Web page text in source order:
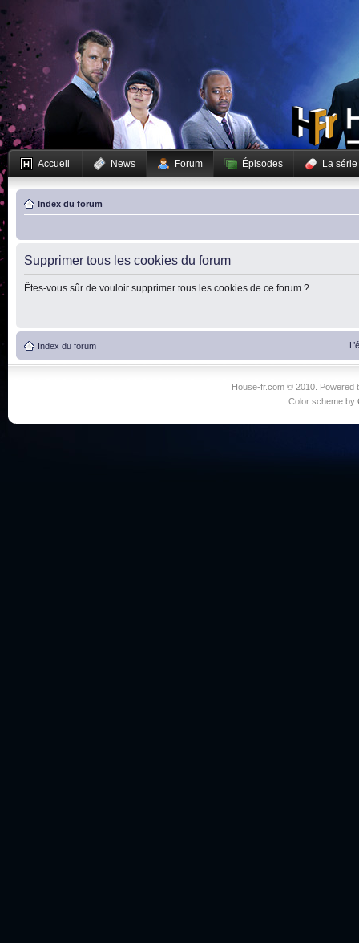
Accueil News Forum Épisodes La série
Index du forum
Supprimer tous les cookies du forum
Êtes-vous sûr de vouloir supprimer tous les cookies de ce forum ?
Index du forum
House-fr.com © 2010. Powered
Color scheme by